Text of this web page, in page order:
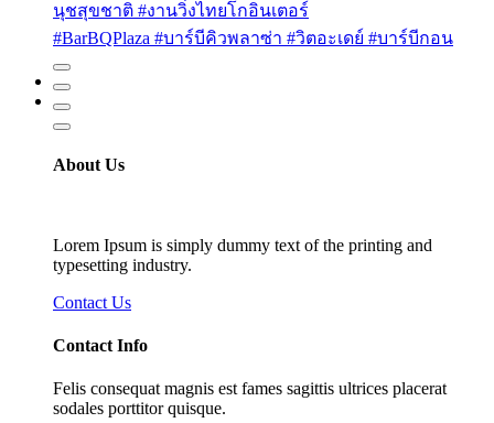
นุชสุขชาติ #งานวิ่งไทยโกอินเตอร์
#BarBQPlaza #บาร์บีคิวพลาซ่า #วิตอะเดย์ #บาร์บีกอน
About Us
Lorem Ipsum is simply dummy text of the printing and
typesetting industry.
Contact Us
Contact Info
Felis consequat magnis est fames sagittis ultrices placerat
sodales porttitor quisque.